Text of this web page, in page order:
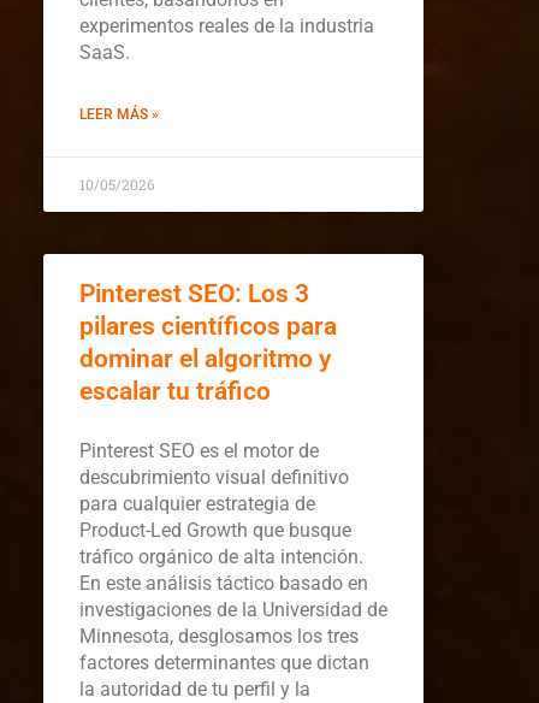
experimentos reales de la industria
SaaS.
LEER MÁS »
10/05/2026
Pinterest SEO: Los 3
pilares científicos para
dominar el algoritmo y
escalar tu tráfico
Pinterest SEO es el motor de
descubrimiento visual definitivo
para cualquier estrategia de
Product-Led Growth que busque
tráfico orgánico de alta intención.
En este análisis táctico basado en
investigaciones de la Universidad de
Minnesota, desglosamos los tres
factores determinantes que dictan
la autoridad de tu perfil y la